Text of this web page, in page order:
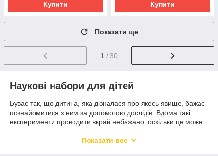
Купити Купити
Показати ще
1 / 30
Наукові набори для дітей
Буває так, що дитина, яка дізналася про якесь явище, бажає
познайомитися з ним за допомогою дослідів. Вдома такі
експерименти проводити вкрай небажано, оскільки це може
Для того щоб дитина знайомилася з довкіллям та
Показати все